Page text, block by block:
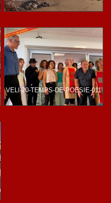
VELI-20-TEMPS-DE-POESIE-011